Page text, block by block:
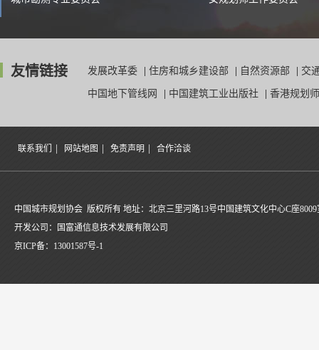
友情链接 发展改革委 住房和城乡建设部 自然资源部 交
中国地下管线网 中国建筑工业出版社 香港规划
联系我们 网站地图 免责声明 合作洽谈
中国城市规划协会 版权所有 地址：北京三里河路13号中国建筑文化中心C座8009
开发公司：国富通信息技术发展有限公司
京ICP备： 13001587号-1